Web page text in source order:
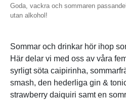
Goda, vackra och sommaren
utan alkohol!
Sommar och drinkar hör ihop
Här delar vi med oss av våra
syrligt söta caipirinha,
smash, den hederliga gin &
strawberry daiquiri samt en